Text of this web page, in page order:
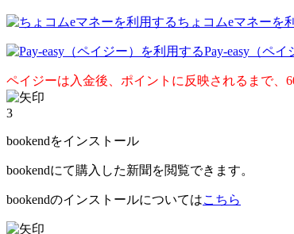
ちょコムeマネーを
Pay-easy（ペ
ペイジーは入金後、ポイントに反映されるまで、
3
bookendをインストール
bookendにて購入した新聞を閲覧できます。
bookendのインストールについてはこちら